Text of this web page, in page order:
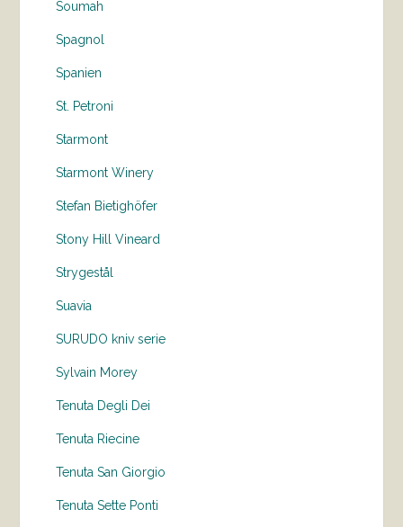
Soumah
Spagnol
Spanien
St. Petroni
Starmont
Starmont Winery
Stefan Bietighöfer
Stony Hill Vineard
Strygestål
Suavia
SURUDO kniv serie
Sylvain Morey
Tenuta Degli Dei
Tenuta Riecine
Tenuta San Giorgio
Tenuta Sette Ponti